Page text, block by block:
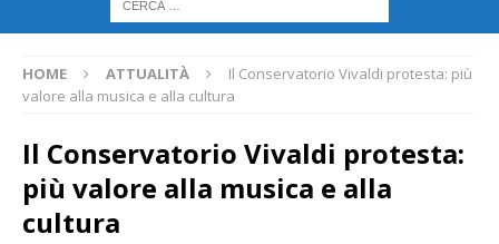
HOME ATTUALITÀ
Il Conservatorio Vivaldi protesta: più
valore alla musica e alla cultura
Il Conservatorio Vivaldi protesta:
più valore alla musica e alla
cultura